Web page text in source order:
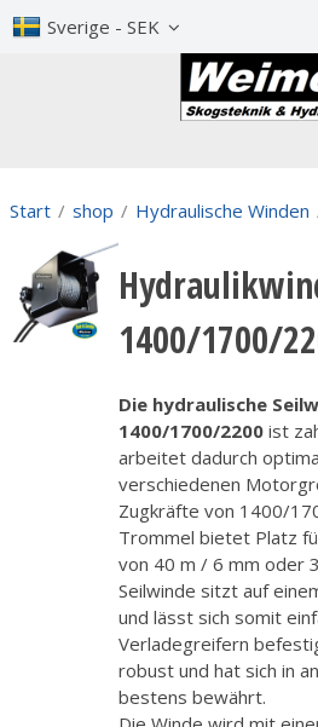
Sverige - SEK
Start / shop / Hydraulische Winden
1400/1700/
Die hydraulische
1400/1700/2200ist
arbeitet dadurch
verschiedenen
Zugkräfte von 1400/
Trommel bietet Platz
von 40 m / 6 mm oder
Seilwinde sitzt auf
und lässt sich somit
Verladegreifern
robust und hat sich in
bestens bewährt.